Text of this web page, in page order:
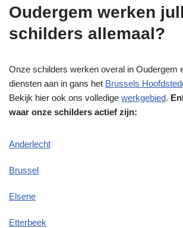
Oudergem werken
schilders allemaal?
Onze schilders werken overal in Oudergem
diensten aan in gans het Brussels
Bekijk hier ook ons volledige werkgebied.
waar onze schilders actief zijn:
Anderlecht
Brussel
Elsene
Etterbeek